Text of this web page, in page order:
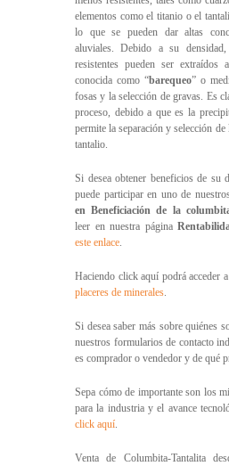
elementos como el titanio o el
lo que se pueden dar altas
aluviales. Debido a su
resistentes pueden ser extraídos
conocida como “barequeo” o
fosas y la selección de gravas. Es
proceso, debido a que es la
permite la separación y selección
tantalio.
Si desea obtener beneficios de su
puede participar en uno de
en Beneficiación de la
leer en nuestra página
este enlace
Haciendo click aquí podrá acceder
placeres de minerales
Si desea saber más sobre quiénes
nuestros formularios de contacto
es comprador o vendedor y de qué
Sepa cómo de importante son los
para la industria y el avance
click aquí
Venta de Columbita-Tantalita